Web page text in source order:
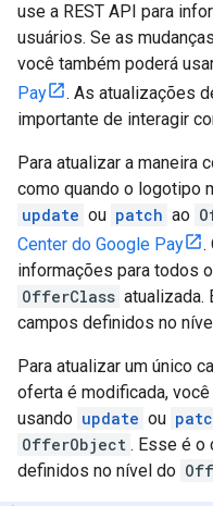
use a REST API para
usuários. Se as
você também poderá
Pay
. As atualizações
importante de interagir
Para atualizar a maneira
como quando o logotipo
update ou patch ao
Center do Google Pay
.
informações para todos
OfferClass atualizada.
campos definidos no
Para atualizar um único
oferta é modificada,
usando update ou
OfferObject . Esse é o
definidos no nível do